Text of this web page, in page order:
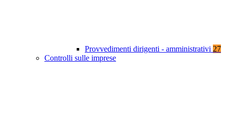
Provvedimenti dirigenti - amministrativi 27
Controlli sulle imprese